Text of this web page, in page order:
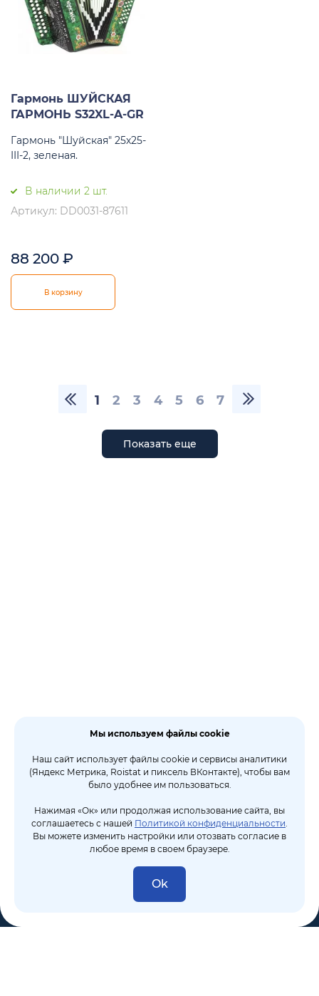
Гармонь ШУЙСКАЯ
ГАРМОНЬ S32XL-A-GR
Гармонь "Шуйская" 25х25-
III-2, зеленая.
В наличии 2 шт.
Артикул: DD0031-87611
88 200 ₽
В корзину
1 2 3 4 5 6 7
Показать еще
Мы используем файлы cookie
Наш сайт использует файлы cookie и сервисы аналитики
(Яндекс Метрика, Roistat и пиксель ВКонтакте), чтобы вам
было удобнее им пользоваться.
Нажимая «Ок» или продолжая использование сайта, вы
соглашаетесь с нашей Политикой конфиденциальности.
Вы можете изменить настройки или отозвать согласие в
любое время в своем браузере.
Ok